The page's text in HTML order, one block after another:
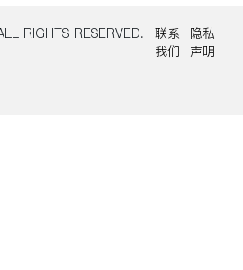
RIGHTS RESERVED.
联系
我们
隐私
声明